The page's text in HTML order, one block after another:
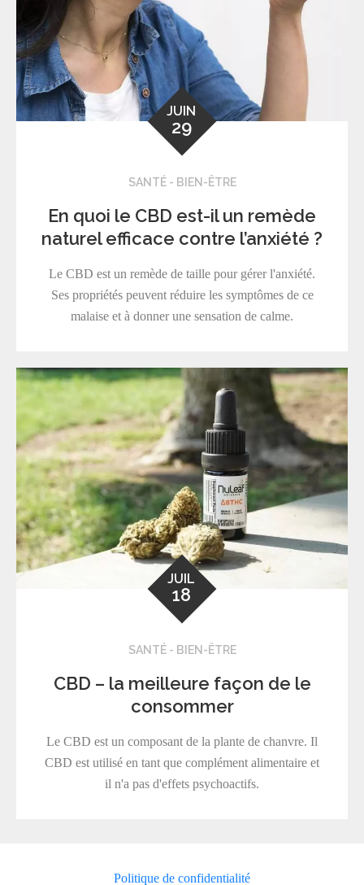
JUIN
29
SANTÉ - BIEN-ÊTRE
En quoi le CBD est-il un remède
naturel efficace contre l’anxiété ?
Le CBD est un remède de taille pour gérer l'anxiété.
Ses propriétés peuvent réduire les symptômes de ce
malaise et à donner une sensation de calme.
JUIL
18
SANTÉ - BIEN-ÊTRE
CBD – la meilleure façon de le
consommer
Le CBD est un composant de la plante de chanvre. Il
CBD est utilisé en tant que complément alimentaire et
il n'a pas d'effets psychoactifs.
Politique de confidentialité